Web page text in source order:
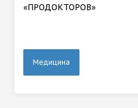
«ПРОДОКТОРОВ»
Медицина